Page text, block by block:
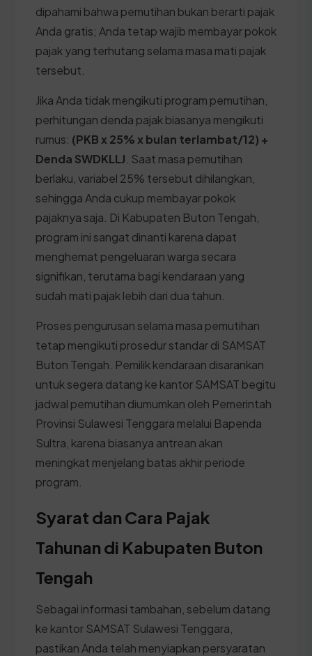
dipahami bahwa pemutihan bukan berarti pajak
Anda gratis; Anda tetap wajib membayar pokok
pajak yang terhutang selama masa mati pajak
tersebut.
Jika Anda tidak mengikuti program pemutihan,
perhitungan denda pajak biasanya mengikuti
rumus: (PKB x 25% x bulan terlambat/12) +
Denda SWDKLLJ . Saat masa pemutihan
berlaku, variabel 25% tersebut dihilangkan,
sehingga Anda cukup membayar pokok
pajaknya saja. Di Kabupaten Buton Tengah,
program ini sangat dinanti karena dapat
menghemat pengeluaran warga secara
signifikan, terutama bagi kendaraan yang
sudah mati pajak lebih dari dua tahun.
Proses pengurusan selama masa pemutihan
tetap mengikuti prosedur standar di SAMSAT
Buton Tengah. Pemilik kendaraan disarankan
untuk segera datang ke kantor SAMSAT begitu
jadwal pemutihan diumumkan oleh Pemerintah
Provinsi Sulawesi Tenggara melalui Bapenda
Sultra, karena biasanya antrean akan
meningkat menjelang batas akhir periode
program.
Syarat dan Cara Pajak
Tahunan di Kabupaten Buton
Tengah
Sebagai informasi tambahan, sebelum datang
ke kantor SAMSAT Sulawesi Tenggara,
pastikan Anda telah menyiapkan persyaratan